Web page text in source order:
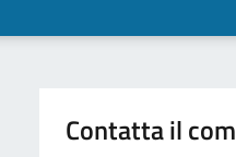
Contatta il